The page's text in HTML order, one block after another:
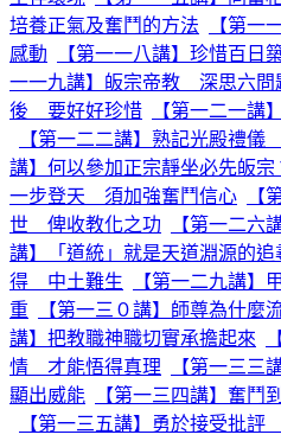
培養正氣及奮鬥的方法
【第一
感動
【第一一八講】珍惜百
一一九講】皈宗帝教 深思六問
後 要好好珍惜
【第一二一
【第一二二講】熟記光殿禮
講】何以參加正宗靜坐必先皈宗
一步登天 須加強奮鬥信心
【
世 俾收教化之功
【第一二六
講】「道統」就是天道淵源的追
得 中土難生
【第一二九講
重
【第一三０講】師尊為什麼
講】把教職神職切實承擔起來
情 才能悟得真理
【第一三
顯出威能
【第一三四講】奮
【第一三五講】勇於接受批